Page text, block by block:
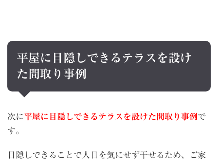
平屋に目隠しできるテラスを設け
た間取り事例
次に平屋に目隠しできるテラスを設けた間取り事例 で
す。
目隠しできることで人目を気にせず干せるため、ご家